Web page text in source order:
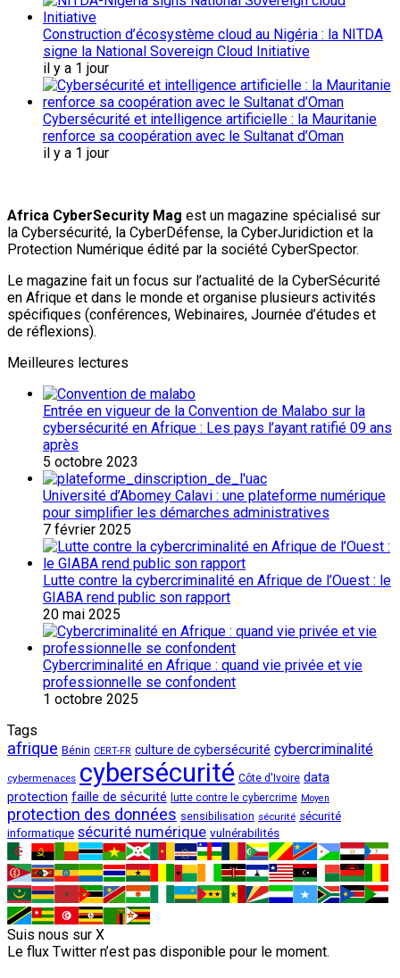
Construction d’écosystème cloud au Nigéria : la NITDA
signe la National Sovereign Cloud Initiative
il y a 1 jour
Cybersécurité et intelligence artificielle : la Mauritanie
renforce sa coopération avec le Sultanat d’Oman
il y a 1 jour
Africa CyberSecurity Mag est un magazine spécialisé sur
la Cybersécurité, la CyberDéfense, la CyberJuridiction et la
Protection Numérique édité par la société CyberSpector.
Le magazine fait un focus sur l’actualité de la CyberSécurité
en Afrique et dans le monde et organise plusieurs activités
spécifiques (conférences, Webinaires, Journée d’études et
de réflexions).
Meilleures lectures
Entrée en vigueur de la Convention de Malabo sur la
cybersécurité en Afrique : Les pays l’ayant ratifié 09 ans
après
5 octobre 2023
Université d’Abomey Calavi : une plateforme numérique
pour simplifier les démarches administratives
7 février 2025
Lutte contre la cybercriminalité en Afrique de l’Ouest : le
GIABA rend public son rapport
20 mai 2025
Cybercriminalité en Afrique : quand vie privée et vie
professionnelle se confondent
1 octobre 2025
Tags
afrique Bénin CERT-FR culture de cybersécurité cybercriminalité
cybermenaces cybersécurité Côte d'Ivoire data
protection faille de sécurité lutte contre le cybercrime Moyen
protection des données sensibilisation sécurité sécurité
informatique sécurité numérique vulnérabilités
Suis nous sur X
Le flux Twitter n’est pas disponible pour le moment.